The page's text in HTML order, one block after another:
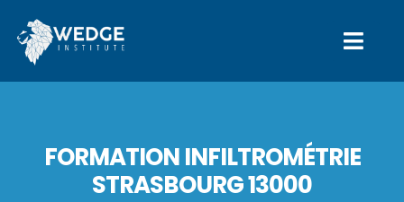
FORMATION INFILTROMÉTRIE
STRASBOURG 13000